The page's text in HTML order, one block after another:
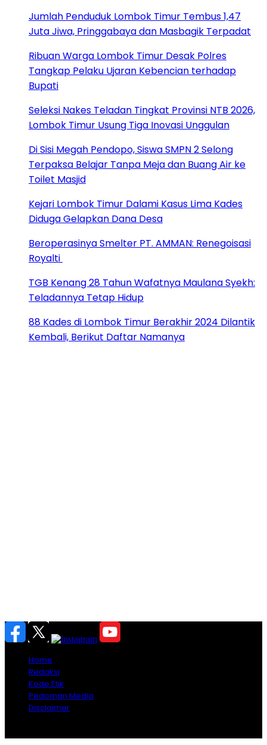
Jumlah Penduduk Lombok Timur Tembus 1,47
Juta Jiwa, Pringgabaya dan Masbagik Terpadat
Ribuan Warga Lombok Timur Desak Polres
Tangkap Pelaku Ujaran Kebencian terhadap
Bupati
Seleksi Nakes Teladan Tingkat Provinsi NTB 2026,
Lombok Timur Usung Tiga Inovasi Unggulan
Di Sisi Megah Pendopo, Siswa SMPN 2 Selong
Terpaksa Belajar Tanpa Meja dan Buang Air ke
Toilet Masjid
Kejari Lombok Timur Dalami Kasus Lima Kades
Diduga Gelapkan Dana Desa
Beroperasinya Smelter PT. AMMAN: Renegoisasi
Royalti
TGB Kenang 28 Tahun Wafatnya Maulana Syekh:
Teladannya Tetap Hidup
88 Kades di Lombok Timur Berakhir 2024 Dilantik
Kembali, Berikut Daftar Namanya
Home
Redaksi
Kode Etik
Pedoman Media
Disclaimer